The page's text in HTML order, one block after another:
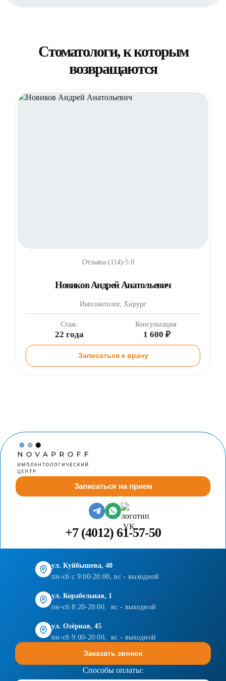
Стоматологи, к которым
возвращаются
Отзывы (114) 5.0
Новиков Андрей Анатольевич
Имплантолог, Хирург
Стаж:
22 года
Консультация:
1 600 ₽
Записаться к врачу
Записаться на прием
+7 (4012) 61-57-50
ул. Куйбышева, 40
пн-сб с 9:00-20:00, вс - выходной
ул. Корабельная, 1
пн-сб 8:20-20:00, вс - выходной
ул. Озёрная, 45
пн-сб 9:00-20:00, вс - выходной
Заказать звонок
Способы оплаты: